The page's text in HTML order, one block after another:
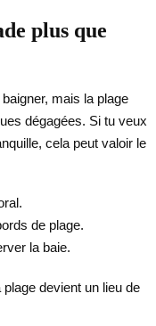
plus que
mais la plage
dégagées. Si tu veux
cela peut valoir le
de plage.
la baie.
devient un lieu de